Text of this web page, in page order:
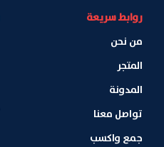
روابط سريعة
من نحن
المتجر
المدونة
تواصل معنا
جمع واكسب